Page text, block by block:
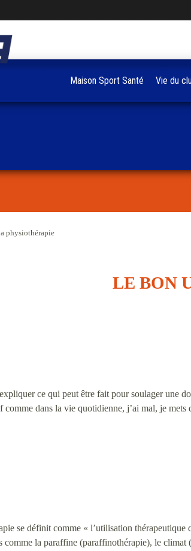
physiothérapie
LE BON
ce qui peut être fait pour soulager une
comme dans la vie quotidienne, j’ai mal, je
se définit comme « l’utilisation thérapeutique
comme la paraffine (paraffinothérapie), le
Maison Sport Santé Vie du